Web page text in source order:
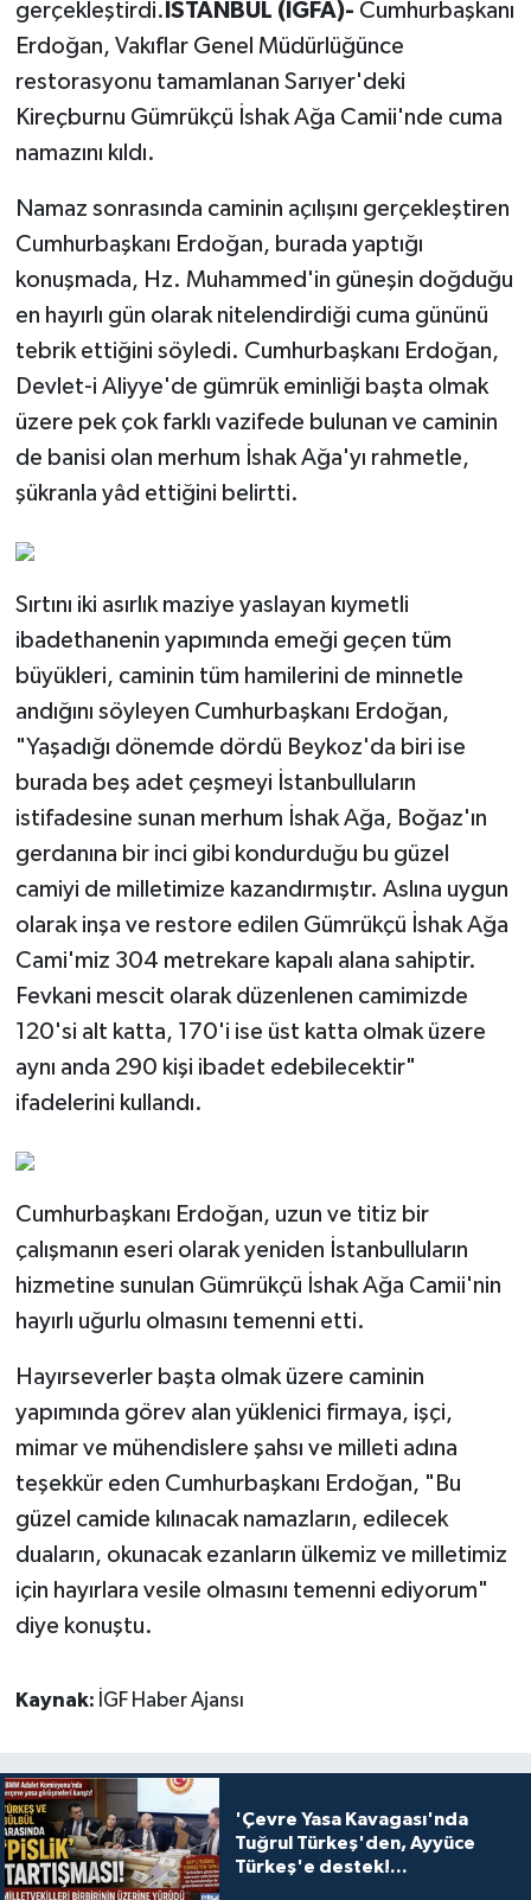
gerçekleştirdi. İSTANBUL (İGFA)- Cumhurbaşkanı
Erdoğan, Vakıflar Genel Müdürlüğünce
restorasyonu tamamlanan Sarıyer'deki
Kireçburnu Gümrükçü İshak Ağa Camii'nde cuma
namazını kıldı.
Namaz sonrasında caminin açılışını gerçekleştiren
Cumhurbaşkanı Erdoğan, burada yaptığı
konuşmada, Hz. Muhammed'in güneşin doğduğu
en hayırlı gün olarak nitelendirdiği cuma gününü
tebrik ettiğini söyledi. Cumhurbaşkanı Erdoğan,
Devlet-i Aliyye'de gümrük eminliği başta olmak
üzere pek çok farklı vazifede bulunan ve caminin
de banisi olan merhum İshak Ağa'yı rahmetle,
şükranla yâd ettiğini belirtti.
Sırtını iki asırlık maziye yaslayan kıymetli
ibadethanenin yapımında emeği geçen tüm
büyükleri, caminin tüm hamilerini de minnetle
andığını söyleyen Cumhurbaşkanı Erdoğan,
"Yaşadığı dönemde dördü Beykoz'da biri ise
burada beş adet çeşmeyi İstanbulluların
istifadesine sunan merhum İshak Ağa, Boğaz'ın
gerdanına bir inci gibi kondurduğu bu güzel
camiyi de milletimize kazandırmıştır. Aslına uygun
olarak inşa ve restore edilen Gümrükçü İshak Ağa
Cami'miz 304 metrekare kapalı alana sahiptir.
Fevkani mescit olarak düzenlenen camimizde
120'si alt katta, 170'i ise üst katta olmak üzere
aynı anda 290 kişi ibadet edebilecektir"
ifadelerini kullandı.
Cumhurbaşkanı Erdoğan, uzun ve titiz bir
çalışmanın eseri olarak yeniden İstanbulluların
hizmetine sunulan Gümrükçü İshak Ağa Camii'nin
hayırlı uğurlu olmasını temenni etti.
Hayırseverler başta olmak üzere caminin
yapımında görev alan yüklenici firmaya, işçi,
mimar ve mühendislere şahsı ve milleti adına
teşekkür eden Cumhurbaşkanı Erdoğan, "Bu
güzel camide kılınacak namazların, edilecek
duaların, okunacak ezanların ülkemiz ve milletimiz
için hayırlara vesile olmasını temenni ediyorum"
diye konuştu.
Kaynak: İGF Haber Ajansı
'Çevre Yasa Kavagası'nda
Tuğrul Türkeş'den, Ayyüce
Türkeş'e destek!...